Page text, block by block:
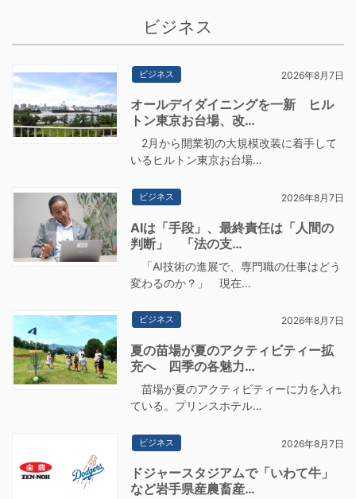
ビジネス
ビジネス 2026年8月7日
オールデイダイニングを一新 ヒル
トン東京お台場、改…
2月から開業初の大規模改装に着手して
いるヒルトン東京お台場…
ビジネス 2026年8月7日
AIは「手段」、最終責任は「人間の
判断」 「法の支…
「AI技術の進展で、専門職の仕事はどう
変わるのか？」 現在…
ビジネス 2026年8月7日
夏の苗場が夏のアクティビティー拡
充へ 四季の各魅力…
苗場が夏のアクティビティーに力を入れ
ている。プリンスホテル…
ビジネス 2026年8月7日
ドジャースタジアムで「いわて牛」
など岩手県産農畜産…